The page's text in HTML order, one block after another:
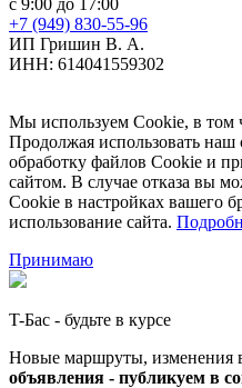
+7 (949) 830-55-96
ИП Гришин В. А.
ИНН: 614041559302
Мы используем Cookie, в том
Продолжая использовать наш
обработку файлов Cookie и
сайтом. В случае отказа вы
Cookie в настройках вашего
использование сайта.
Принимаю
T-Бас - будьте в курсе
Новые маршруты, изменения
объявления - публикуем в